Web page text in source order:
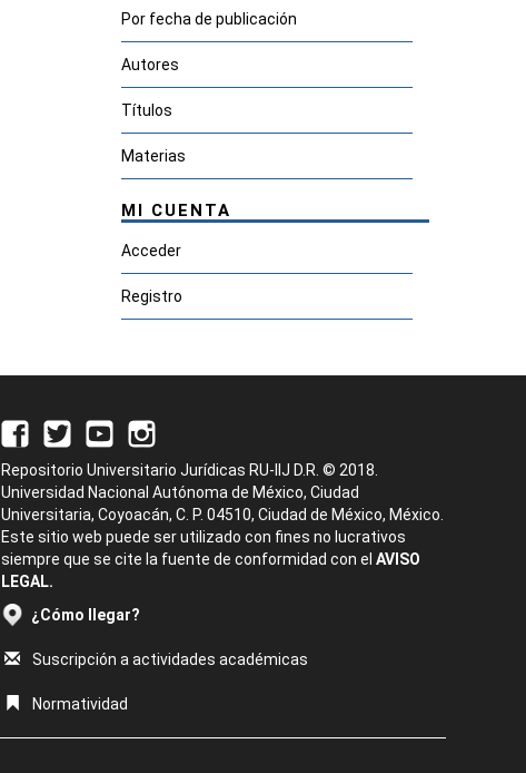
Por fecha de publicación
Autores
Títulos
Materias
MI CUENTA
Acceder
Registro
Repositorio Universitario Jurídicas RU-IIJ D.R. © 2018.
Universidad Nacional Autónoma de México, Ciudad
Universitaria, Coyoacán, C. P. 04510, Ciudad de México, México.
Este sitio web puede ser utilizado con fines no lucrativos
siempre que se cite la fuente de conformidad con el AVISO
LEGAL.
¿Cómo llegar?
Suscripción a actividades académicas
Normatividad